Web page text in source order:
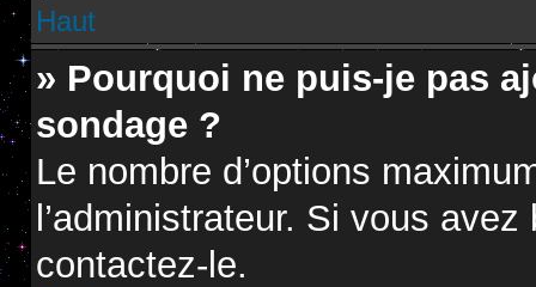
Haut
» Pourquoi ne puis-je pas
sondage ?
Le nombre d’options
l’administrateur. Si vous
contactez-le.